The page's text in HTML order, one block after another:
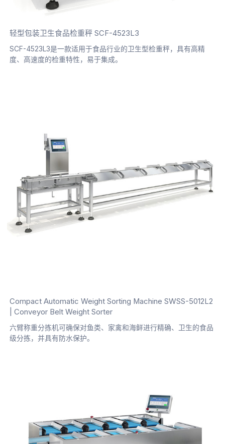
轻型包装卫生食品检重秤 SCF-4523L3
SCF-4523L3是一款适用于食品行业的卫生型检重秤，具有高精
度、高速度的检重特性，易于集成。
Compact Automatic Weight Sorting Machine SWSS-5012L2
| Conveyor Belt Weight Sorter
六臂称重分拣机可确保对鱼类、家禽和海鲜进行精确、卫生的食品
级分拣，并具有防水保护。